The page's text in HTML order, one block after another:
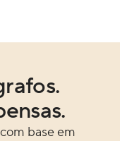
base em